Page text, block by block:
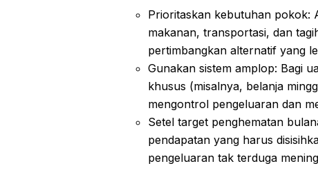
Prioritaskan kebutuhan pokok:
makanan, transportasi, dan
pertimbangkan alternatif yang
Gunakan sistem amplop: Bagi
khusus (misalnya, belanja
mengontrol pengeluaran dan
Setel target penghematan
pendapatan yang harus
pengeluaran tak terduga